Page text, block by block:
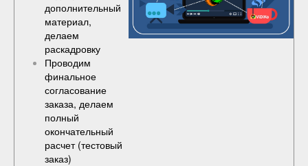
дополнительный
материал,
делаем
раскадровку
Проводим
финальное
согласование
заказа, делаем
полный
окончательный
расчет (тестовый
заказ)